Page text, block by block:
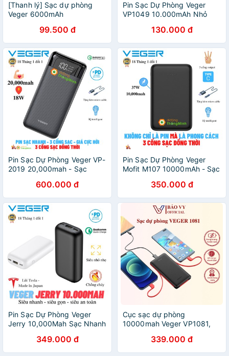
[Thanh lý] Sạc dự phòng
Veger 6000mAh
99.500 đ
Pin Sạc Dự Phòng Veger
VP1049 10.000mAh Nhỏ
130.000 đ
Pin Sạc Dự Phòng Veger VP-
2019 20,000mah - Sạc
3.0 - Vân Carbon lịch lãm
600.000 đ
Pin Sạc Dự Phòng Veger
Mofit M107 10000mAh - Sạc
350.000 đ
Pin Sạc Dự Phòng Veger
Jerry 10,000Mah Sạc Nhanh
Siêu Nhanh, Siêu Gọn,
Chống cháy
349.000 đ
Cục sạc dự phòng
10000mah Veger VP1081,
dây sạc iphone typec tích
hợp sạc nhanh 2A - BAOVY
339.000 đ